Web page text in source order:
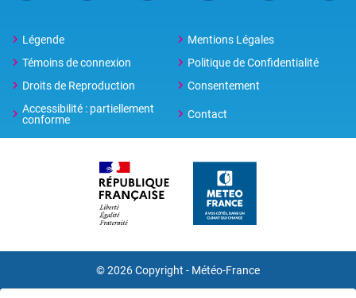
Légende
Mentions Légales
Témoins de connexion
Politique de Confidentialité
Droits de Reproduction
Consentement
Accessibilité : partiellement
conforme
Contact
© 2026 Copyright - Météo-France